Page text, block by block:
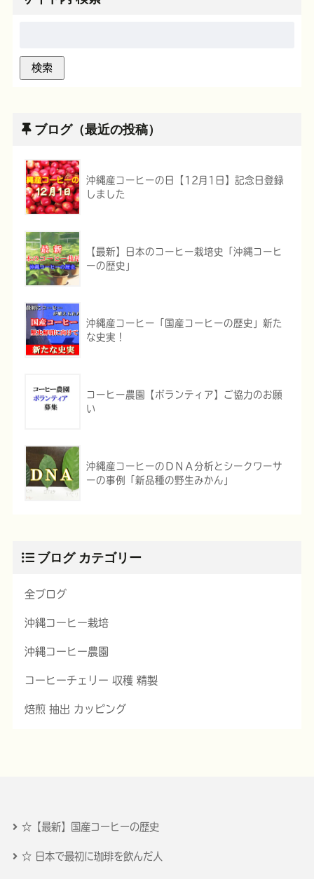
ブログ（最近の投稿）
沖縄産コーヒーの日【12月1日】記念日登録
しました
【最新】日本のコーヒー栽培史「沖縄コーヒ
ーの歴史」
沖縄産コーヒー「国産コーヒーの歴史」新た
な史実！
コーヒー農園【ボランティア】ご協力のお願
い
沖縄産コーヒーのＤＮＡ分析とシークワーサ
ーの事例「新品種の野生みかん」
ブログ カテゴリー
全ブログ
沖縄コーヒー栽培
沖縄コーヒー農園
コーヒーチェリー 収穫 精製
焙煎 抽出 カッピング
☆【最新】国産コーヒーの歴史
☆ 日本で最初に珈琲を飲んだ人